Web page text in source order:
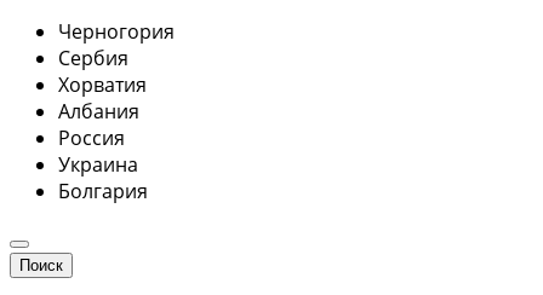
Черногория
Сербия
Хорватия
Албания
Россия
Украина
Болгария
Поиск